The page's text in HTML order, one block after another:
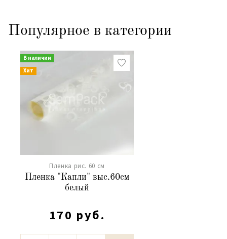
Популярное в категории
В наличии
Хит
Пленка рис. 60 см
Пленка "Капли" выс.60см
белый
170 руб.